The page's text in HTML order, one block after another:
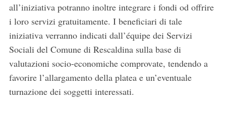
all’iniziativa potranno inoltre integrare i fondi od offrire
i loro servizi gratuitamente. I beneficiari di tale
iniziativa verranno indicati dall’équipe dei Servizi
Sociali del Comune di Rescaldina sulla base di
valutazioni socio-economiche comprovate, tendendo a
favorire l’allargamento della platea e un’eventuale
turnazione dei soggetti interessati.